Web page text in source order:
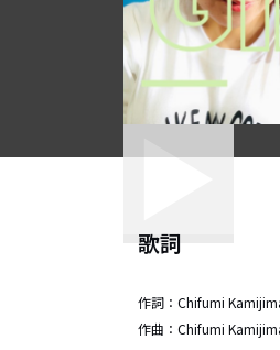
歌詞
作詞： Chifumi
作曲： Chifumi